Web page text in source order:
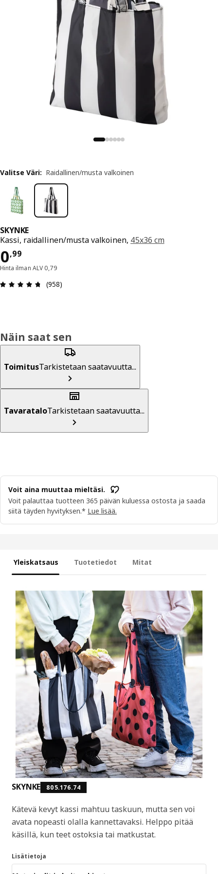
SKYNKE
Kassi, raidallinen/musta valkoinen, 45x36 cm
0,99
Hinta 0,99
Hinta ilman ALV 0,79
: 4.7 / 5 tähteä. Arvostelut yhteensä: 958
(958)
Valitse Väri: Raidallinen/musta valkoinen
Näin saat sen
ToimitusTarkistetaan saatavuutta...
TavarataloTarkistetaan saatavuutta...
Voit aina muuttaa mieltäsi.
Voit palauttaa tuotteen 365 päivän kuluessa ostosta ja saada
siitä täyden hyvityksen.* Lue lisää.
Yleiskatsaus Tuotetiedot Mitat
SKYNKE 805.176.74
Kätevä kevyt kassi mahtuu taskuun, mutta sen voi
avata nopeasti olalla kannettavaksi. Helppo pitää
käsillä, kun teet ostoksia tai matkustat.
Lisätietoja